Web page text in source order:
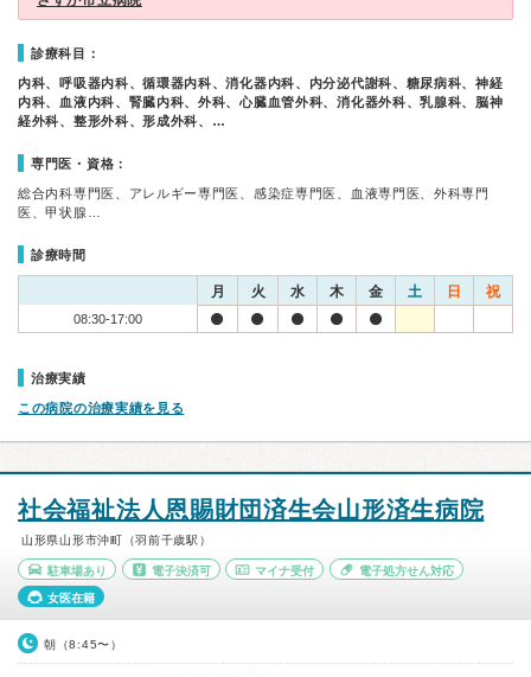
診療科目：
内科、呼吸器内科、循環器内科、消化器内科、内分泌代謝科、糖尿病科、神経
内科、血液内科、腎臓内科、外科、心臓血管外科、消化器外科、乳腺科、脳神
経外科、整形外科、形成外科、…
専門医・資格：
総合内科専門医、アレルギー専門医、感染症専門医、血液専門医、外科専門
医、甲状腺…
診療時間
月 火 水 木 金 土 日 祝
08:30-17:00
治療実績
この病院の治療実績を見る
社会福祉法人恩賜財団済生会山形済生病院
山形県山形市沖町（羽前千歳駅）
駐車場あり 電子決済可 マイナ受付 電子処方せん対応
女医在籍
朝（8:45〜）